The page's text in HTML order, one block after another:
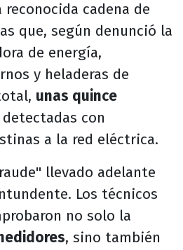
cadena de
que, según denunció la
de energía,
y heladeras de
unas quince
con
a la red eléctrica.
llevado adelante
Los técnicos
no solo la
, sino también